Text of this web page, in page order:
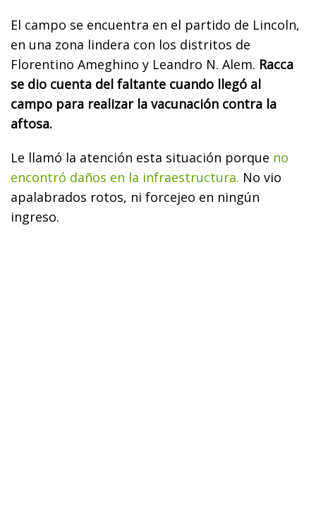
El campo se encuentra en el partido de Lincoln,
en una zona lindera con los distritos de
Florentino Ameghino y Leandro N. Alem. Racca
se dio cuenta del faltante cuando llegó al
campo para realizar la vacunación contra la
aftosa.
Le llamó la atención esta situación porque no
encontró daños en la infraestructura. No vio
apalabrados rotos, ni forcejeo en ningún
ingreso.